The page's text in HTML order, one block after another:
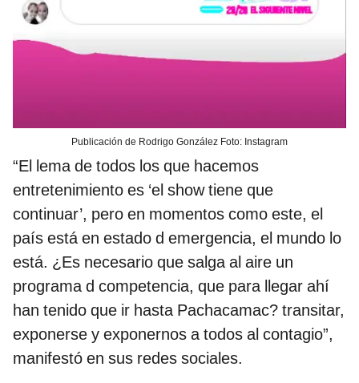
Publicación de Rodrigo González Foto: Instagram
“El lema de todos los que hacemos
entretenimiento es ‘el show tiene que
continuar’, pero en momentos como este, el
país está en estado d emergencia, el mundo lo
está. ¿Es necesario que salga al aire un
programa d competencia, que para llegar ahí
han tenido que ir hasta Pachacamac? transitar,
exponerse y exponernos a todos al contagio”,
manifestó en sus redes sociales.